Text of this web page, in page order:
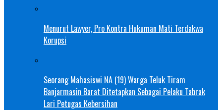
Menurut Lawyer, Pro Kontra Hukuman Mati Terdakwa
Korupsi
Seorang Mahasiswi NA (19) Warga Teluk Tiram
Banjarmasin Barat Ditetapkan Sebagai Pelaku Tabrak
Lari Petugas Kebersihan